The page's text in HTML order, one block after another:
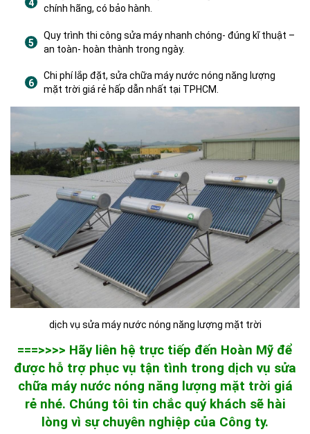
chính hãng, có bảo hành.
Quy trình thi công sửa máy nhanh chóng- đúng kĩ thuật –
an toàn- hoàn thành trong ngày.
Chi phí lắp đặt, sửa chữa máy nước nóng năng lượng
mặt trời giá rẻ hấp dẫn nhất tại TPHCM.
dịch vụ sửa máy nước nóng năng lượng mặt trời
===>>>> Hãy liên hệ trực tiếp đến Hoàn Mỹ để
được hỗ trợ phục vụ tận tình trong dịch vụ sửa
chữa máy nước nóng năng lượng mặt trời giá
rẻ nhé. Chúng tôi tin chắc quý khách sẽ hài
lòng vì sự chuyên nghiệp của Công ty.